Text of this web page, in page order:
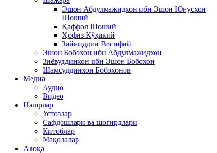
Эшон Абдулмажидхон ибн Эшон Юнусхон
Шоший
Қаффол Шоший
Ҳофиз Кўҳакий
Зайниддин Восифий
Эшон Бобохон ибн Абдулмажидхон
Зиёвуддинхон ибн Эшон Бобохон
Шамсуддинхон Бобохонов
Медиа
Аудио
Видео
Нашрлар
Устозлар
Сафдошлари ва шогирдлари
Китоблар
Мақолалар
Алоқа